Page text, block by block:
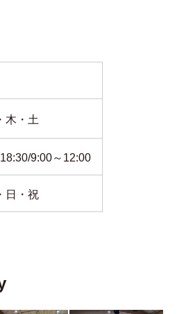
木・土
9:00～12:00
日・祝